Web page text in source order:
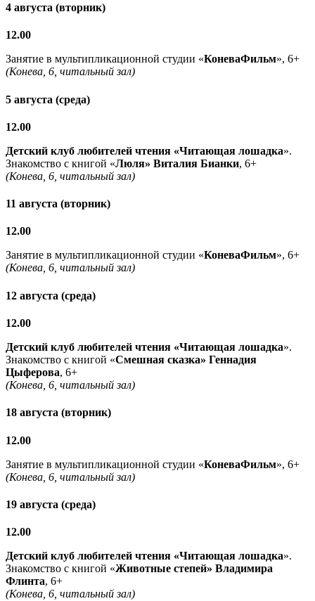
4 августа (вторник)
12.00
Занятие в мультипликационной студии «КоневаФильм», 6+
(Конева, 6, читальный зал)
5 августа (среда)
12.00
Детский клуб любителей чтения «Читающая лошадка».
Знакомство с книгой «Люля» Виталия Бианки, 6+
(Конева, 6, читальный зал)
11 августа (вторник)
12.00
Занятие в мультипликационной студии «КоневаФильм», 6+
(Конева, 6, читальный зал)
12 августа (среда)
12.00
Детский клуб любителей чтения «Читающая лошадка».
Знакомство с книгой «Смешная сказка» Геннадия
Цыферова, 6+
(Конева, 6, читальный зал)
18 августа (вторник)
12.00
Занятие в мультипликационной студии «КоневаФильм», 6+
(Конева, 6, читальный зал)
19 августа (среда)
12.00
Детский клуб любителей чтения «Читающая лошадка».
Знакомство с книгой «Животные степей» Владимира
Флинта, 6+
(Конева, 6, читальный зал)